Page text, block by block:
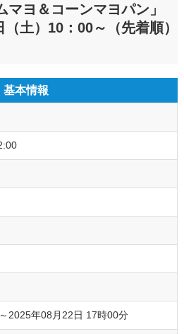
マヨ＆コーンマヨパン」
土）10：00～（先着順）
基本情報
2025年08月22日 17時00分